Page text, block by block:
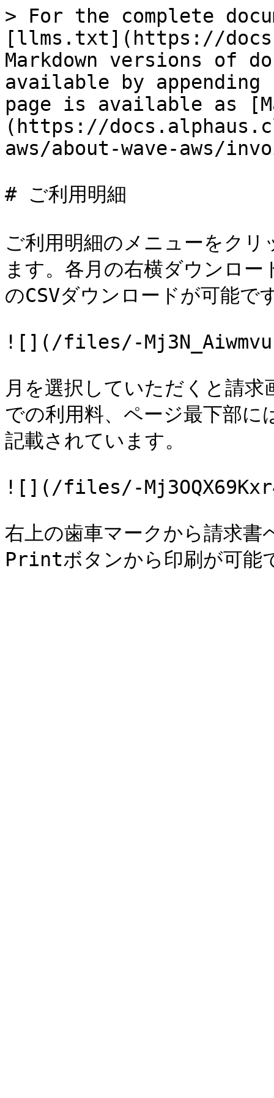
> For the complete
[llms.txt](https://
Markdown versions of
available by
page is available as
(https://
aws/about-wave-aws/
# ご利用明細
ご利用明細のメニューをク
ます。各月の右横ダウンロ
のCSVダウンロードが可能で
![](/files/-
月を選択していただくと請
での利用料、ページ最下部に
記載されています。
![](/files/-
右上の歯車マークから請求書